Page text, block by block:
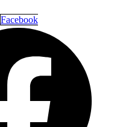
Facebook